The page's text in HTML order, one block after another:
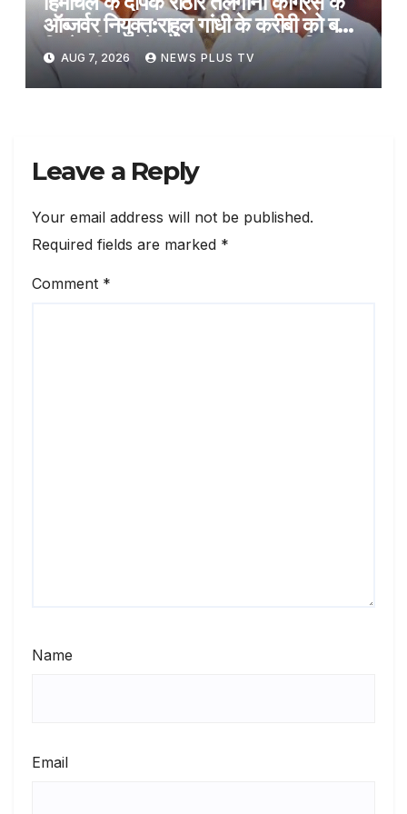
ऑब्जर्वर नियुक्त:राहुल गांधी के करीबी को बड़ी
जिम्मेदारी, कांग्रेस के संगठन सृजन अभियान
के तहत तैनाती
AUG 7, 2026 NEWS PLUS TV
Leave a Reply
Your email address will not be published.
Required fields are marked *
Comment *
Name
Email